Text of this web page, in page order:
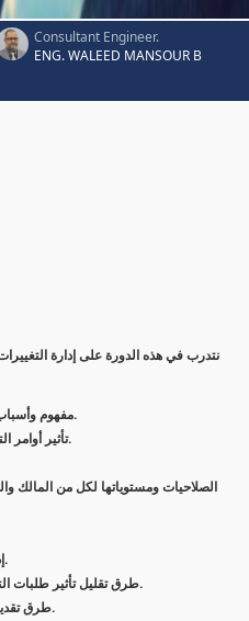
Consultant Engineer.
ENG. WALEED MANSOUR B
نتدرب في هذه الدورة على إدارة
مفهوم وأسباب التغييرات في المشاريع الهندسية.
تأثير أوامر التغيير على سير المشاريع الهندسية.
الصلاحيات ومستوياتها لكل من المالك
إدارة التغيير في المشاريع الهندسية.
طرق تقليل تأثير طلبات التغيير على تنفيذ المشاريع الهندسية.
طرق تقدير وتحليل تكلفة التغيير- المطالبات.